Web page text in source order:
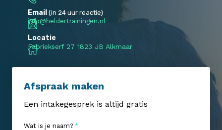
Email (in 24 uur reactie)
info@heldertrainingen.nl
Locatie
Fabriekserf 27 1823 JB Alkmaar
Afspraak maken
Een intakegesprek is altijd gratis
Wat is je naam? *